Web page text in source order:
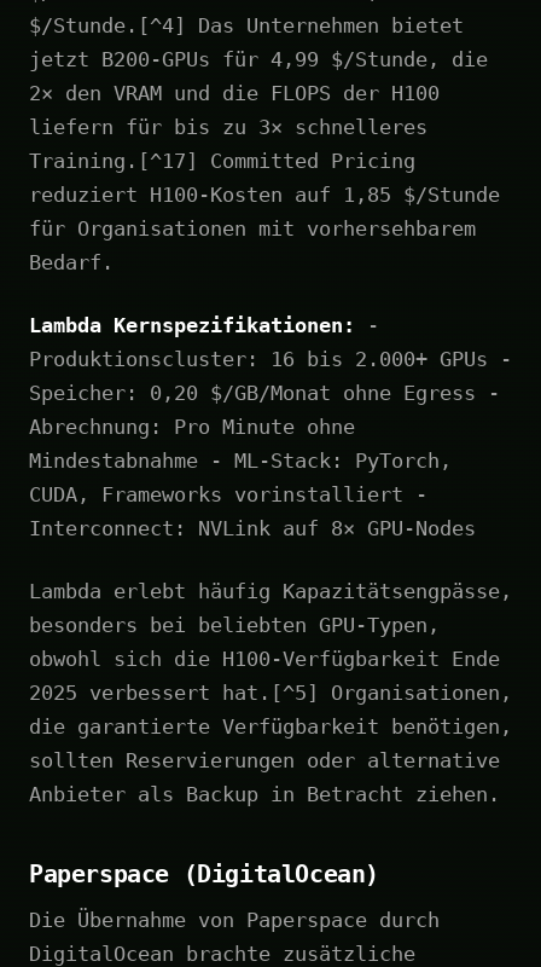
$/Stunde.[^4] Das Unternehmen bietet
jetzt B200-GPUs für 4,99 $/Stunde, die
2× den VRAM und die FLOPS der H100
liefern für bis zu 3× schnelleres
Training.[^17] Committed Pricing
reduziert H100-Kosten auf 1,85 $/Stunde
für Organisationen mit vorhersehbarem
Bedarf.
Lambda Kernspezifikationen:
-
Produktionscluster: 16 bis 2.000+ GPUs -
Speicher: 0,20 $/GB/Monat ohne Egress -
Abrechnung: Pro Minute ohne
Mindestabnahme - ML-Stack: PyTorch,
CUDA, Frameworks vorinstalliert -
Interconnect: NVLink auf 8× GPU-Nodes
Lambda erlebt häufig Kapazitätsengpässe,
besonders bei beliebten GPU-Typen,
obwohl sich die H100-Verfügbarkeit Ende
2025 verbessert hat.[^5] Organisationen,
die garantierte Verfügbarkeit benötigen,
sollten Reservierungen oder alternative
Anbieter als Backup in Betracht ziehen.
Paperspace (DigitalOcean)
Die Übernahme von Paperspace durch
DigitalOcean brachte zusätzliche